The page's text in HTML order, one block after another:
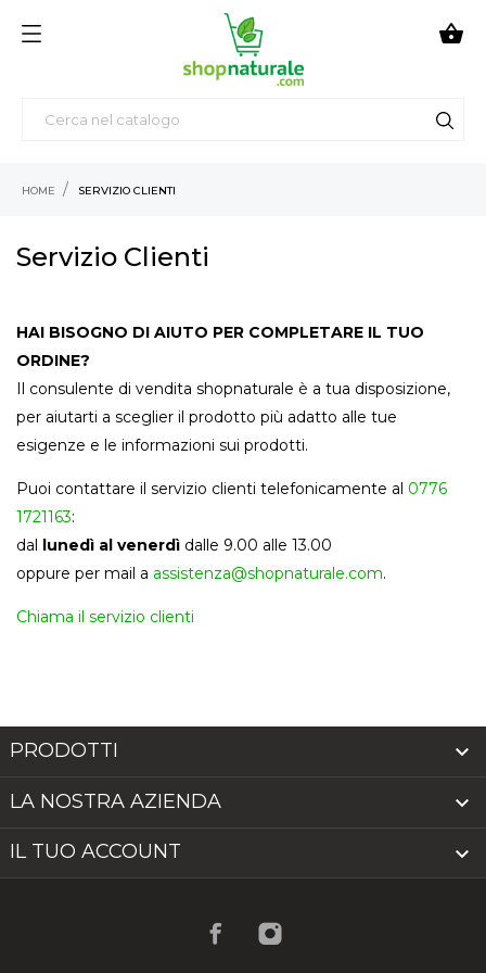

HOME SERVIZIO CLIENTI
Servizio Clienti
HAI BISOGNO DI AIUTO PER COMPLETARE IL TUO
ORDINE?
Il consulente di vendita shopnaturale è a tua disposizione,
per aiutarti a sceglier il prodotto più adatto alle tue
esigenze e le informazioni sui prodotti.
Puoi contattare il servizio clienti telefonicamente al 0776
1721163:
dal lunedì al venerdì dalle 9.00 alle 13.00
oppure per mail a assistenza@shopnaturale.com.
Chiama il servizio clienti
PRODOTTI 
LA NOSTRA AZIENDA 
IL TUO ACCOUNT 